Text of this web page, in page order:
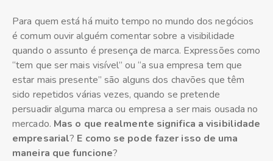
Para quem está há muito tempo no mundo dos negócios
é comum ouvir alguém comentar sobre a visibilidade
quando o assunto é presença de marca. Expressões como
“tem que ser mais visível” ou “a sua empresa tem que
estar mais presente” são alguns dos chavões que têm
sido repetidos várias vezes, quando se pretende
persuadir alguma marca ou empresa a ser mais ousada no
mercado. Mas o que realmente significa a visibilidade
empresarial? E como se pode fazer isso de uma
maneira que funcione?